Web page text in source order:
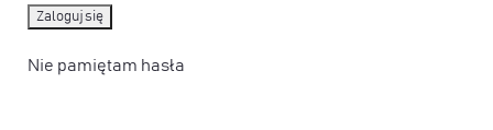
Nie pamiętam hasła